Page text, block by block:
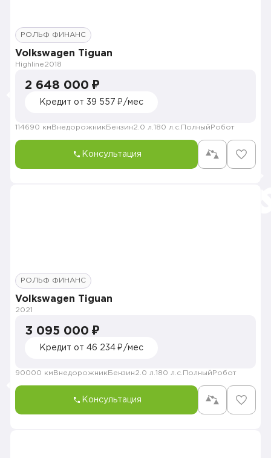
РОЛЬФ ФИНАНС
Volkswagen Tiguan
Highline2018
2 648 000 ₽
Кредит от 39 557 ₽/мес
114690 км Внедорожник Бензин2.0 л. 180 л.с. Полный Робот
Консультация
РОЛЬФ ФИНАНС
Volkswagen Tiguan
2021
3 095 000 ₽
Кредит от 46 234 ₽/мес
90000 км Внедорожник Бензин2.0 л. 180 л.с. Полный Робот
Консультация